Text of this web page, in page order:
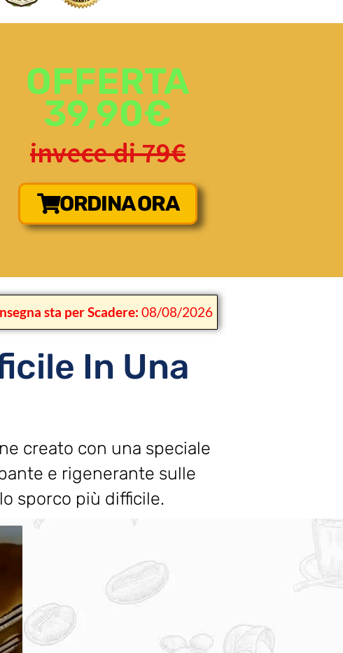
OFFERTA
39,90€
invece di 79€
ORDINA ORA
sta per Scadere:08/08/2026
In Una
creato con una speciale
e rigenerante sulle
sporco più difficile.